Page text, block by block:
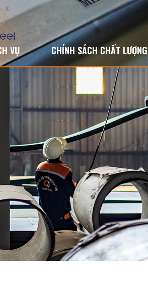
VỤ CHÍNH SÁCH CHẤT LƯỢNG